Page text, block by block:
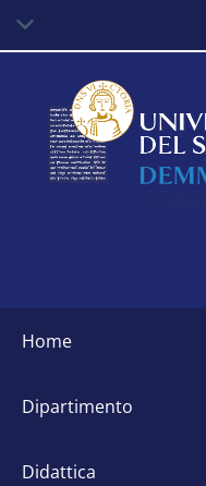
contenuto
dipartimentali
home
dipartimento
didattica